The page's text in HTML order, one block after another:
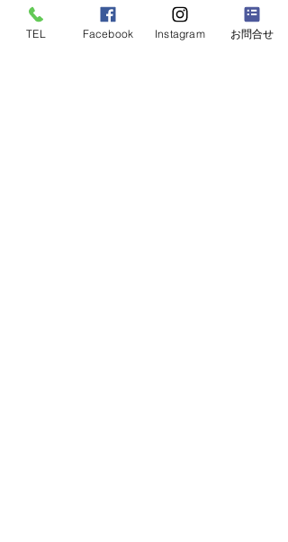
TEL Facebook Instagram お問合せ